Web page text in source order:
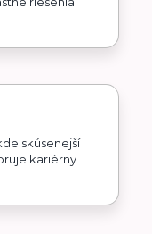
skúsenejší
kariérny